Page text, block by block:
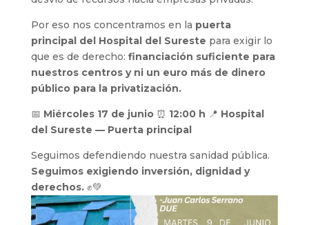
Por eso nos concentramos en la puerta
principal del Hospital del Sureste para exigir lo
que es de derecho: financiación suficiente para
nuestros centros y ni un euro más de dinero
público para la privatización.
📅 Miércoles 17 de junio⏰ 12:00 h 📍 Hospital
del Sureste — Puerta principal
Seguimos defendiendo nuestra sanidad pública.
Seguimos exigiendo inversión, dignidad y
derechos.✊💚